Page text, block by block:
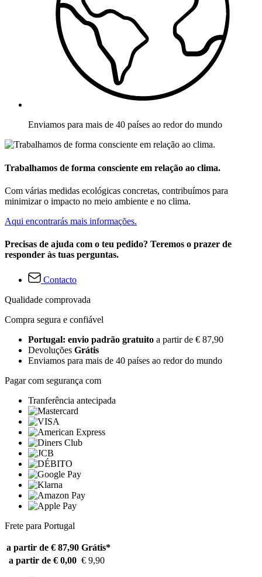
Enviamos para mais de 40 países ao redor do mundo
Trabalhamos de forma consciente em relação ao clima.
Com várias medidas ecológicas concretas, contribuímos para
minimizar o impacto no meio ambiente e no clima.
Aqui encontrarás mais informações.
Precisas de ajuda com o teu pedido? Teremos o prazer de
responder às tuas perguntas.
Contacto
Qualidade comprovada
Compra segura e confiável
Portugal: envio padrão gratuito a partir de € 87,90
Devoluções Grátis
Enviamos para mais de 40 países ao redor do mundo
Pagar com segurança com
Tranferência antecipada
Frete para Portugal
a partir de € 87,90 Grátis*
a partir de € 0,00 € 9,90